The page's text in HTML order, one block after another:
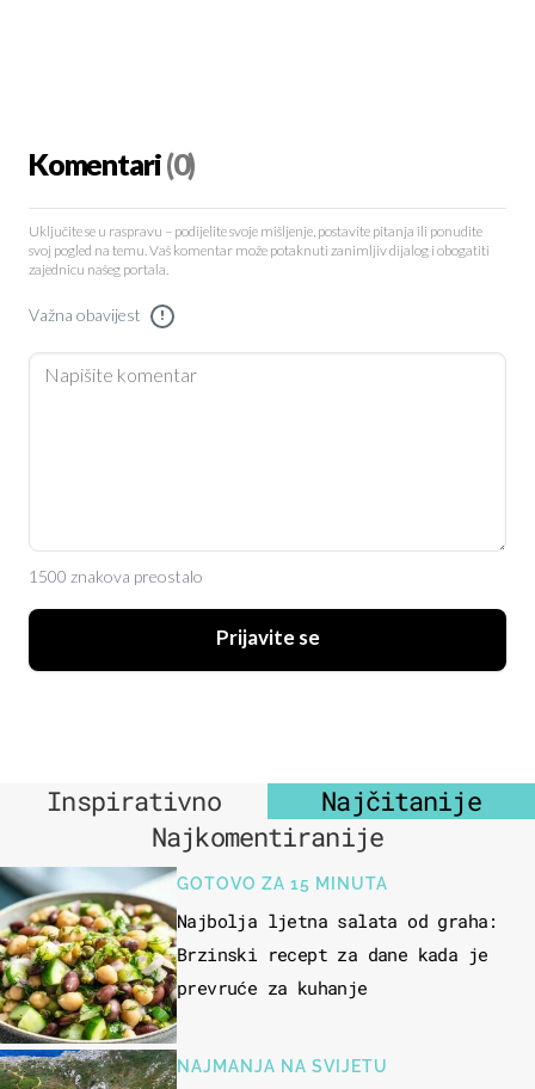
Komentari(0)
Uključite se u raspravu – podijelite svoje mišljenje, postavite pitanja ili ponudite
svoj pogled na temu. Vaš komentar može potaknuti zanimljiv dijalog i obogatiti
zajednicu našeg portala.
Važna obavijest !
1500 znakova preostalo
Prijavite se
Inspirativno
Najčitanije
Najkomentiranije
GOTOVO ZA 15 MINUTA
Najbolja ljetna salata od graha:
Brzinski recept za dane kada je
prevruće za kuhanje
NAJMANJA NA SVIJETU